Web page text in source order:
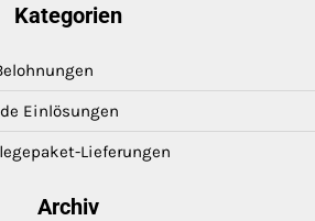
Kategorien
Einlösungen
Lieferungen
Archiv